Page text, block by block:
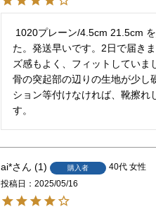
た。発送早いです。2日で届き
ズ感もよく、フィットしていま
骨の突起部の辺りの生地が少し
ション等付けなければ、靴擦れ
す。
ai* 1 購入者 40代 女性
投稿日
2025/05/16